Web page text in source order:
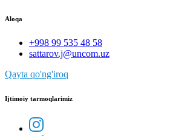
Aloqa
+998 99 535 48 58
sattarov.j@uncom.uz
Qayta qo'ng'iroq
Ijtimoiy tarmoqlarimiz